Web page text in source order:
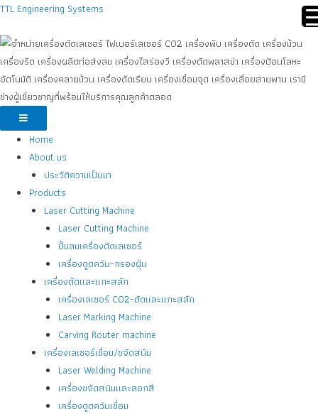
TTL Engineering Systems
Home
About us
ประวัติความเป็นมา
Products
Laser Cutting Machine
Laser Cutting Machine
ปั้มลมเครื่องตัดเลเซอร์
เครื่องดูดควัน-กรองฝุ่น
เครื่องตัดและแกะสลัก
เครื่องเลเซอร์ CO2-ตัดและแกะสลัก
Laser Marking Machine
Carving Router machine
เครื่องเลเซอร์เชื่อม/ขจัดสนิม
Laser Welding Machine
เครื่องขจัดสนิมและลอกสี
เครื่องดูดควันเชื่อม